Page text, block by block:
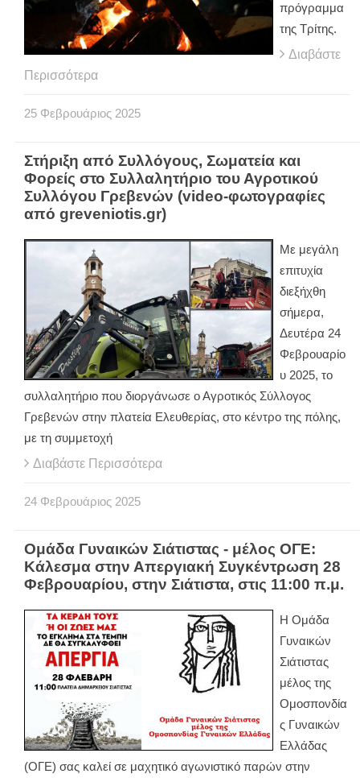
πρόγραμμα
της Τρίτης.
Διαβάστε
Περισσότερα
25 Φεβρουάριος 2025
Στήριξη από Συλλόγους, Σωματεία και
Φορείς στο Συλλαλητήριο του Αγροτικού
Συλλόγου Γρεβενών (video-φωτογραφίες
από greveniotis.gr)
Με μεγάλη
επιτυχία
διεξήχθη
σήμερα,
Δευτέρα 24
Φεβρουαρίο
υ 2025, το
συλλαλητήριο που διοργάνωσε ο Αγροτικός Σύλλογος
Γρεβενών στην πλατεία Ελευθερίας, στο κέντρο της πόλης,
με τη συμμετοχή
Διαβάστε Περισσότερα
24 Φεβρουάριος 2025
Ομάδα Γυναικών Σιάτιστας - μέλος ΟΓΕ:
Κάλεσμα στην Απεργιακή Συγκέντρωση 28
Φεβρουαρίου, στην Σιάτιστα, στις 11:00 π.μ.
Η Ομάδα
Γυναικών
Σιάτιστας
μέλος της
Ομοσπονδία
ς Γυναικών
Ελλάδας
(ΟΓΕ) σας καλεί σε μαχητικό αγωνιστικό παρών στην